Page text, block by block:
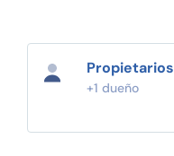
Propietarios
+1 dueño